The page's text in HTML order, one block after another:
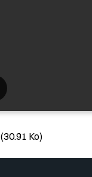
(30.91 Ko)